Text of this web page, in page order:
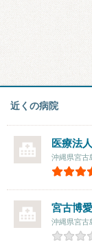
近くの病院
医療法
沖縄県宮古
宮古博
沖縄県宮古